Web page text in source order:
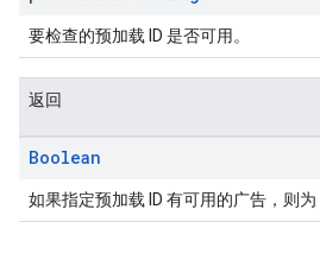
要检查的预加载 ID 是否可用。
返回
Boolean
如果指定预加载 ID 有可用的广告，则为